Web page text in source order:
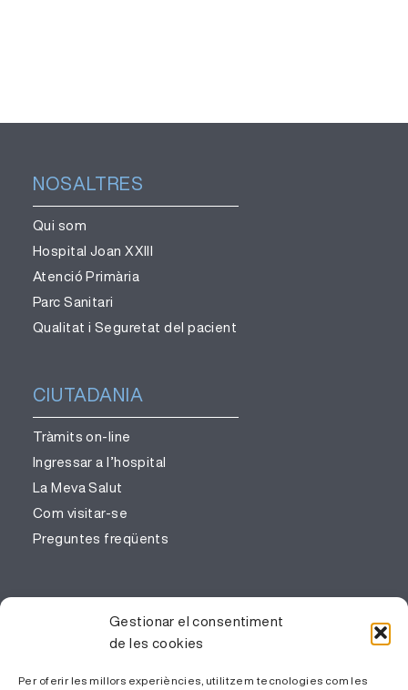
Gestionar el consentiment
de les cookies
Per oferir les millors experiències, utilitzem tecnologies com les
NOSALTRES
Qui som
Hospital Joan XXIII
Atenció Primària
Parc Sanitari
Qualitat i Seguretat del pacient
CIUTADANIA
Tràmits on-line
Ingressar a l’hospital
La Meva Salut
Com visitar-se
Preguntes freqüents
Gestió del coneixement